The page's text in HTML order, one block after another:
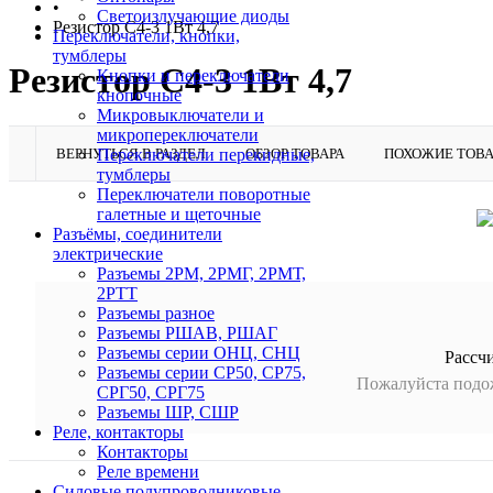
Светоизлучающие диоды
Переключатели, кнопки,
тумблеры
Кнопки и переключатели
кнопочные
Микровыключатели и
микропереключатели
Переключатели перекидные,
тумблеры
Переключатели поворотные
галетные и щеточные
Разъёмы, соединители
электрические
Разъемы 2РМ, 2РМГ, 2РМТ,
2РТТ
Разъемы разное
Разъемы РШАВ, РШАГ
Разъемы серии ОНЦ, СНЦ
Разъемы серии СР50, СР75,
СРГ50, СРГ75
Разъемы ШР, СШР
Реле, контакторы
Контакторы
Реле времени
•
Резистор С4-3 1Вт 4,7
Резистор С4-3 1Вт 4,7
ВЕРНУТЬСЯ В РАЗДЕЛ ОБЗОР ТОВАРА ПОХОЖИЕ
Пожалуйста